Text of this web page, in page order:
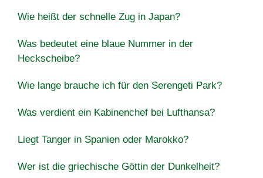
Wie heißt der schnelle Zug in Japan?
Was bedeutet eine blaue Nummer in der
Heckscheibe?
Wie lange brauche ich für den Serengeti Park?
Was verdient ein Kabinenchef bei Lufthansa?
Liegt Tanger in Spanien oder Marokko?
Wer ist die griechische Göttin der Dunkelheit?